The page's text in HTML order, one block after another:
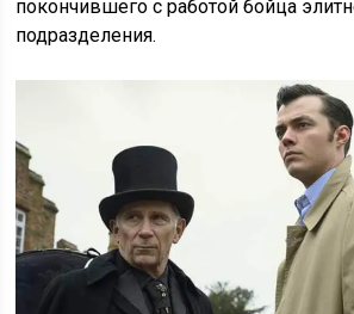
покончившего с работой бойца
подразделения.